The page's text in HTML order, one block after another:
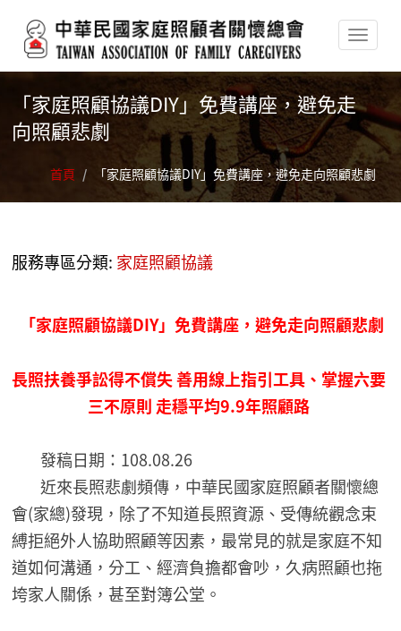
「家庭照顧協議DIY」免費講座，避免走
向照顧悲劇
首頁 / 「家庭照顧協議DIY」免費講座，避免走向照顧悲劇
服務專區分類: 家庭照顧協議
「家庭照顧協議DIY」免費講座，避免走向照顧悲劇
長照扶養爭訟得不償失 善用線上指引工具、掌握六要
三不原則 走穩平均9.9年照顧路
發稿日期：108.08.26
近來長照悲劇頻傳，中華民國家庭照顧者關懷總
會(家總)發現，除了不知道長照資源、受傳統觀念束
縛拒絕外人協助照顧等因素，最常見的就是家庭不知
道如何溝通，分工、經濟負擔都會吵，久病照顧也拖
垮家人關係，甚至對簿公堂。